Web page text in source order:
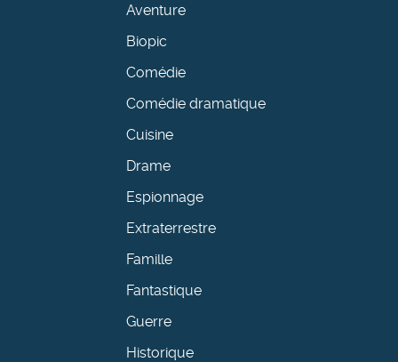
Aventure
Biopic
Comédie
Comédie dramatique
Cuisine
Drame
Espionnage
Extraterrestre
Famille
Fantastique
Guerre
Historique